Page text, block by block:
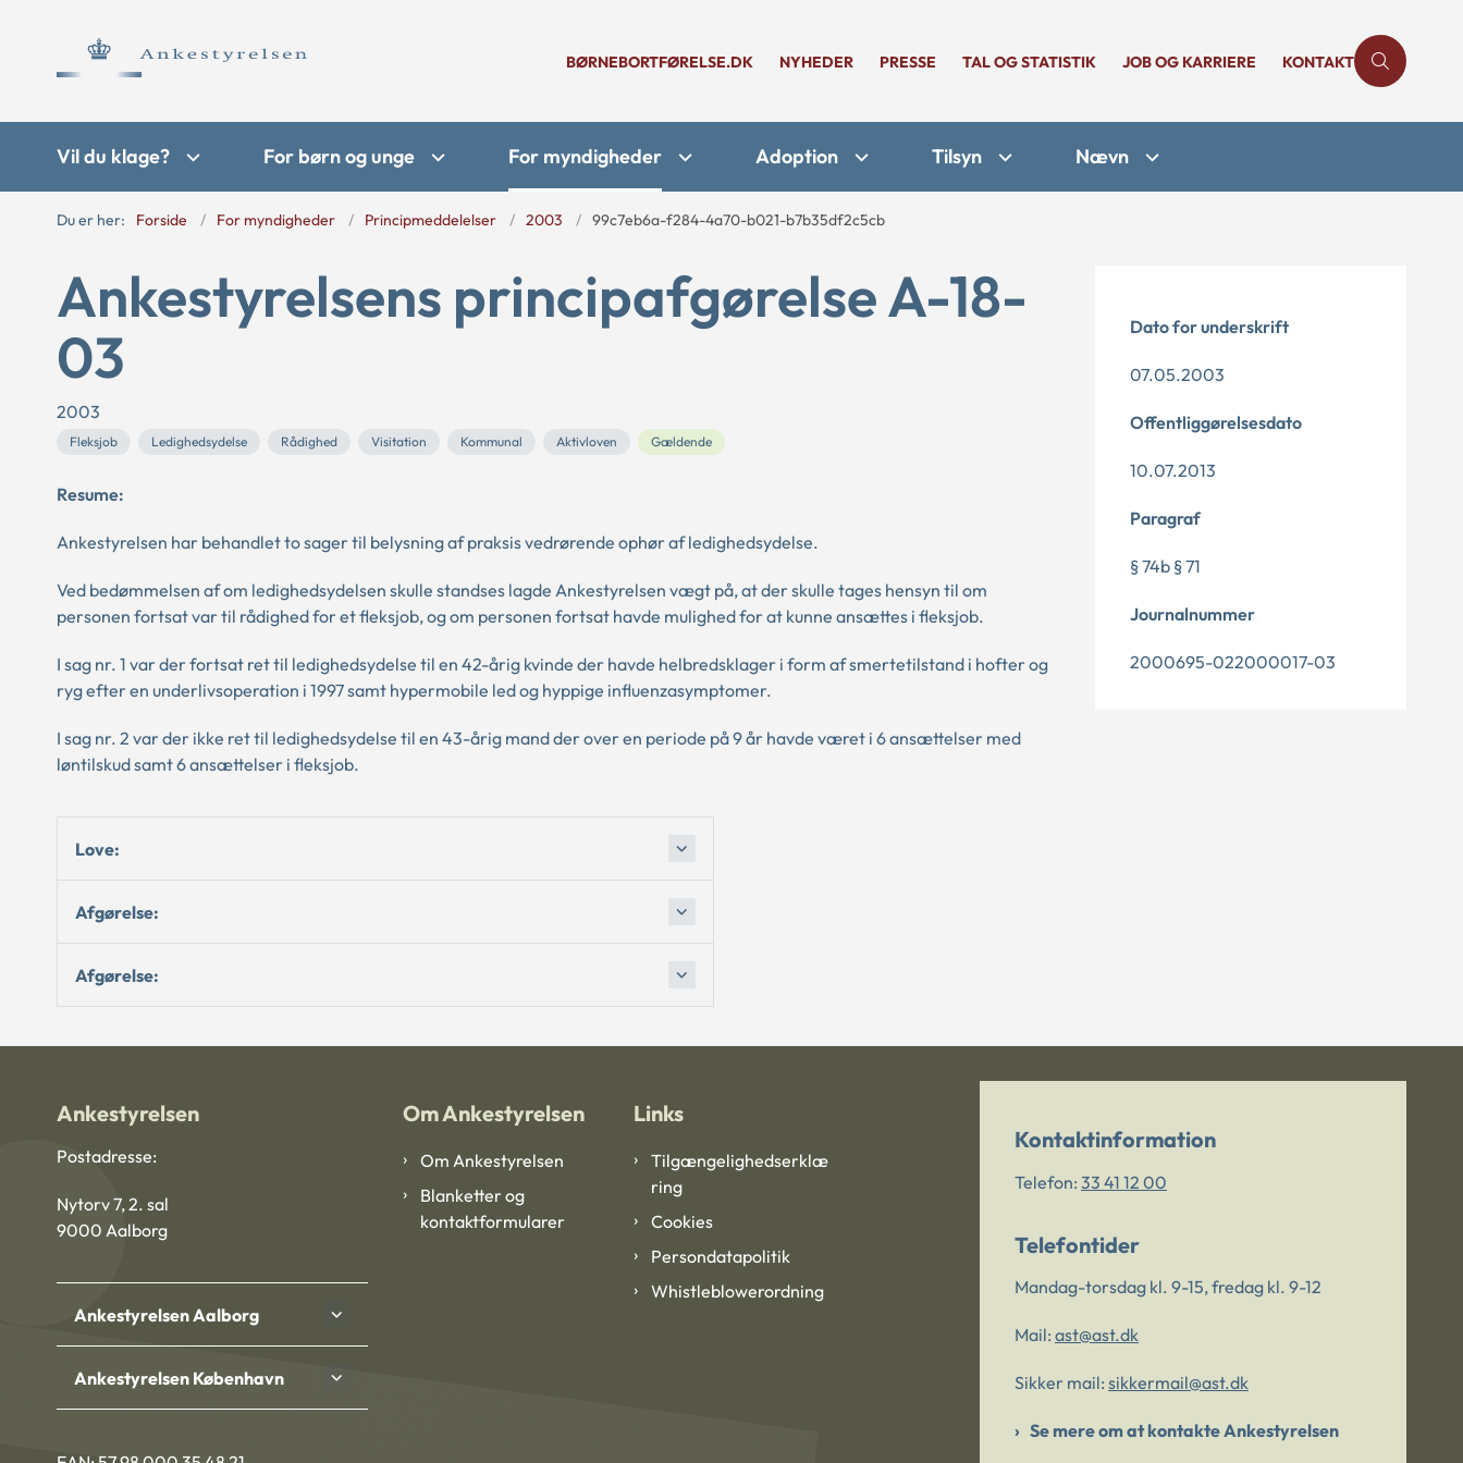
BØRNEBORTFØRELSE.DK NYHEDER PRESSE TAL OG STATISTIK JOB OG KARRIERE KONTAKT
Vil du klage? For børn og unge For myndigheder Adoption Tilsyn Nævn
Du er her: Forside For myndigheder Principmeddelelser 2003 99c7eb6a-f284-4a70-b021-b7b35df2c5cb
Ankestyrelsens principafgørelse A-18-
03
2003
Fleksjob Ledighedsydelse Rådighed Visitation Kommunal Aktivloven Gældende
Resume:
Ankestyrelsen har behandlet to sager til belysning af praksis vedrørende ophør af ledighedsydelse.
Ved bedømmelsen af om ledighedsydelsen skulle standses lagde Ankestyrelsen vægt på, at der skulle tages hensyn til om
personen fortsat var til rådighed for et fleksjob, og om personen fortsat havde mulighed for at kunne ansættes i fleksjob.
I sag nr. 1 var der fortsat ret til ledighedsydelse til en 42-årig kvinde der havde helbredsklager i form af smertetilstand i hofter og
ryg efter en underlivsoperation i 1997 samt hypermobile led og hyppige influenzasymptomer.
I sag nr. 2 var der ikke ret til ledighedsydelse til en 43-årig mand der over en periode på 9 år havde været i 6 ansættelser med
løntilskud samt 6 ansættelser i fleksjob.
Love:
Afgørelse:
Afgørelse:
Dato for underskrift
07.05.2003
Offentliggørelsesdato
10.07.2013
Paragraf
§ 74b § 71
Journalnummer
2000695-022000017-03
Ankestyrelsen
Postadresse:
Nytorv 7, 2. sal
9000 Aalborg
Ankestyrelsen Aalborg
Ankestyrelsen København
Om Ankestyrelsen
Om Ankestyrelsen
Blanketter og
kontaktformularer
Links
Tilgængelighedserklæ
ring
Cookies
Persondatapolitik
Whistleblowerordning
Kontaktinformation
Telefon: 33 41 12 00
Telefontider
Mandag-torsdag kl. 9-15, fredag kl. 9-12
Mail: ast@ast.dk
Sikker mail: sikkermail@ast.dk
Se mere om at kontakte Ankestyrelsen